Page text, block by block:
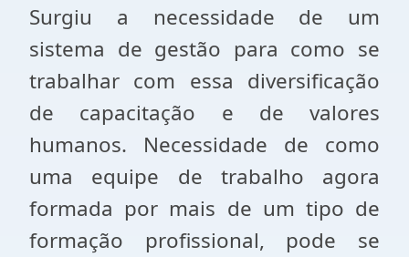
Surgiu a necessidade de um
sistema de gestão para como se
trabalhar com essa diversificação
de capacitação e de valores
humanos. Necessidade de como
uma equipe de trabalho agora
formada por mais de um tipo de
formação profissional, pode se